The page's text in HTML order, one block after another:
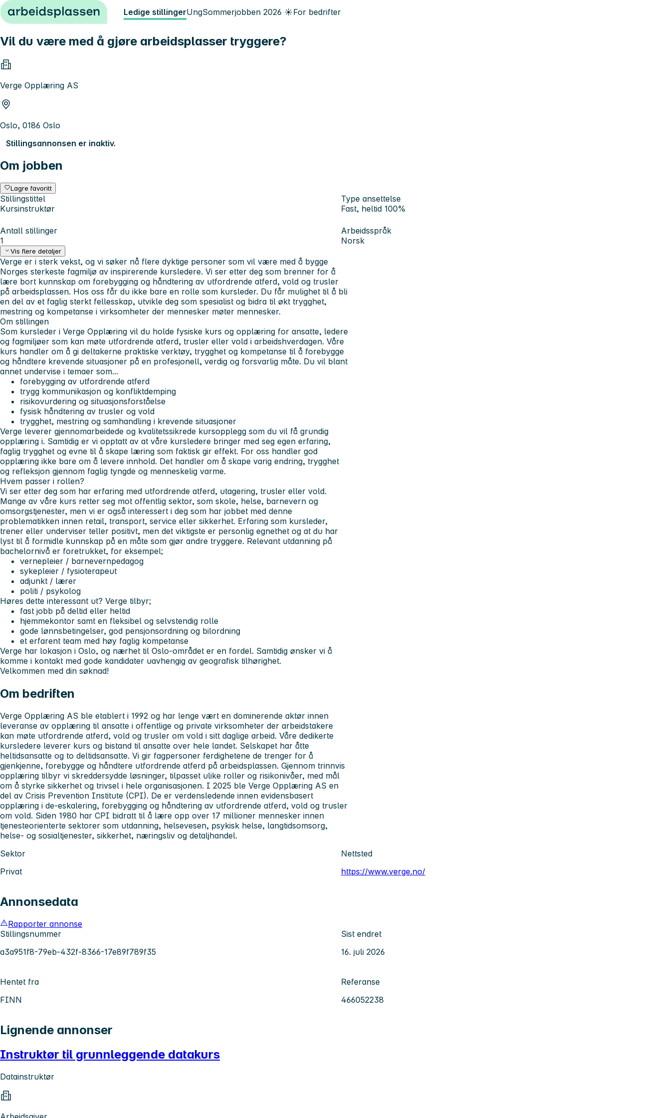
Hopp til innhold Ledige stillingerUngSommerjobben 2026 ☀️For bedrifter
Vil du være med å gjøre arbeidsplasser tryggere?
Verge Opplæring AS
Oslo, 0186 Oslo
Stillingsannonsen er inaktiv.
Om jobben
Lagre favoritt
Stillingstittel
Kursinstruktør
Type ansettelse
Fast, heltid 100%
Antall stillinger
1
Arbeidsspråk
Norsk
Vis flere detaljer
Verge er i sterk vekst, og vi søker nå flere dyktige personer som vil være med å bygge
Norges sterkeste fagmiljø av inspirerende kursledere. Vi ser etter deg som brenner for å
lære bort kunnskap om forebygging og håndtering av utfordrende atferd, vold og trusler
på arbeidsplassen. Hos oss får du ikke bare en rolle som kursleder. Du får mulighet til å bli
en del av et faglig sterkt fellesskap, utvikle deg som spesialist og bidra til økt trygghet,
mestring og kompetanse i virksomheter der mennesker møter mennesker.
Om stillingen
Som kursleder i Verge Opplæring vil du holde fysiske kurs og opplæring for ansatte, ledere
og fagmiljøer som kan møte utfordrende atferd, trusler eller vold i arbeidshverdagen. Våre
kurs handler om å gi deltakerne praktiske verktøy, trygghet og kompetanse til å forebygge
og håndtere krevende situasjoner på en profesjonell, verdig og forsvarlig måte. Du vil blant
annet undervise i temaer som...
forebygging av utfordrende atferd
trygg kommunikasjon og konfliktdemping
risikovurdering og situasjonsforståelse
fysisk håndtering av trusler og vold
trygghet, mestring og samhandling i krevende situasjoner
Verge leverer gjennomarbeidede og kvalitetssikrede kursopplegg som du vil få grundig
opplæring i. Samtidig er vi opptatt av at våre kursledere bringer med seg egen erfaring,
faglig trygghet og evne til å skape læring som faktisk gir effekt. For oss handler god
opplæring ikke bare om å levere innhold. Det handler om å skape varig endring, trygghet
og refleksjon gjennom faglig tyngde og menneskelig varme.
Hvem passer i rollen?
Vi ser etter deg som har erfaring med utfordrende atferd, utagering, trusler eller vold.
Mange av våre kurs retter seg mot offentlig sektor, som skole, helse, barnevern og
omsorgstjenester, men vi er også interessert i deg som har jobbet med denne
problematikken innen retail, transport, service eller sikkerhet. Erfaring som kursleder,
trener eller underviser teller positivt, men det viktigste er personlig egnethet og at du har
lyst til å formidle kunnskap på en måte som gjør andre tryggere. Relevant utdanning på
bachelornivå er foretrukket, for eksempel;
vernepleier / barnevernpedagog
sykepleier / fysioterapeut
adjunkt / lærer
politi / psykolog
Høres dette interessant ut? Verge tilbyr;
fast jobb på deltid eller heltid
hjemmekontor samt en fleksibel og selvstendig rolle
gode lønnsbetingelser, god pensjonsordning og bilordning
et erfarent team med høy faglig kompetanse
Verge har lokasjon i Oslo, og nærhet til Oslo-området er en fordel. Samtidig ønsker vi å
komme i kontakt med gode kandidater uavhengig av geografisk tilhørighet.
Velkommen med din søknad!
Om bedriften
Verge Opplæring AS ble etablert i 1992 og har lenge vært en dominerende aktør innen
leveranse av opplæring til ansatte i offentlige og private virksomheter der arbeidstakere
kan møte utfordrende atferd, vold og trusler om vold i sitt daglige arbeid. Våre dedikerte
kursledere leverer kurs og bistand til ansatte over hele landet. Selskapet har åtte
heltidsansatte og to deltidsansatte. Vi gir fagpersoner ferdighetene de trenger for å
gjenkjenne, forebygge og håndtere utfordrende atferd på arbeidsplassen. Gjennom trinnvis
opplæring tilbyr vi skreddersydde løsninger, tilpasset ulike roller og risikonivåer, med mål
om å styrke sikkerhet og trivsel i hele organisasjonen. I 2025 ble Verge Opplæring AS en
del av Crisis Prevention Institute (CPI). De er verdensledende innen evidensbasert
opplæring i de-eskalering, forebygging og håndtering av utfordrende atferd, vold og trusler
om vold. Siden 1980 har CPI bidratt til å lære opp over 17 millioner mennesker innen
tjenesteorienterte sektorer som utdanning, helsevesen, psykisk helse, langtidsomsorg,
helse- og sosialtjenester, sikkerhet, næringsliv og detaljhandel.
Sektor
Privat
Nettsted
https://www.verge.no/
Annonsedata
Rapporter annonse
Stillingsnummer
a3a951f8-79eb-432f-8366-17e89f789f35
Sist endret
16. juli 2026
Hentet fra
FINN
Referanse
466052238
Lignende annonser
Instruktør til grunnleggende datakurs
Datainstruktør